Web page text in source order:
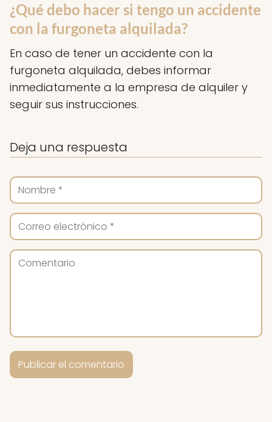
¿Qué debo hacer si tengo un accidente
con la furgoneta alquilada?
En caso de tener un accidente con la
furgoneta alquilada, debes informar
inmediatamente a la empresa de alquiler y
seguir sus instrucciones.
Deja una respuesta